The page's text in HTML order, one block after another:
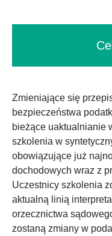
Zmieniające się
bezpieczeństwa
bieżące uaktualnianie
szkolenia w
obowiązujące już
dochodowych wraz z
Uczestnicy szkolenia
aktualną linią
orzecznictwa
zostaną zmiany w